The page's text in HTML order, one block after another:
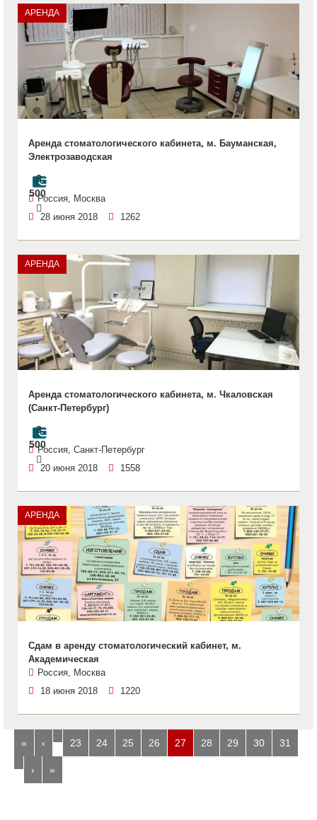
АРЕНДА
Аренда стоматологического кабинета, м. Бауманская,
Электрозаводская
3
500Россия, Москва
28 июня 2018
1262
АРЕНДА
Аренда стоматологического кабинета, м. Чкаловская
(Санкт-Петербург)
3
500Россия, Санкт-Петербург
20 июня 2018
1558
АРЕНДА
Сдам в аренду стоматологический кабинет, м.
Академическая
Россия, Москва
18 июня 2018
1220
« ‹ 23 24 25 26 27 28 29 30 31
› »